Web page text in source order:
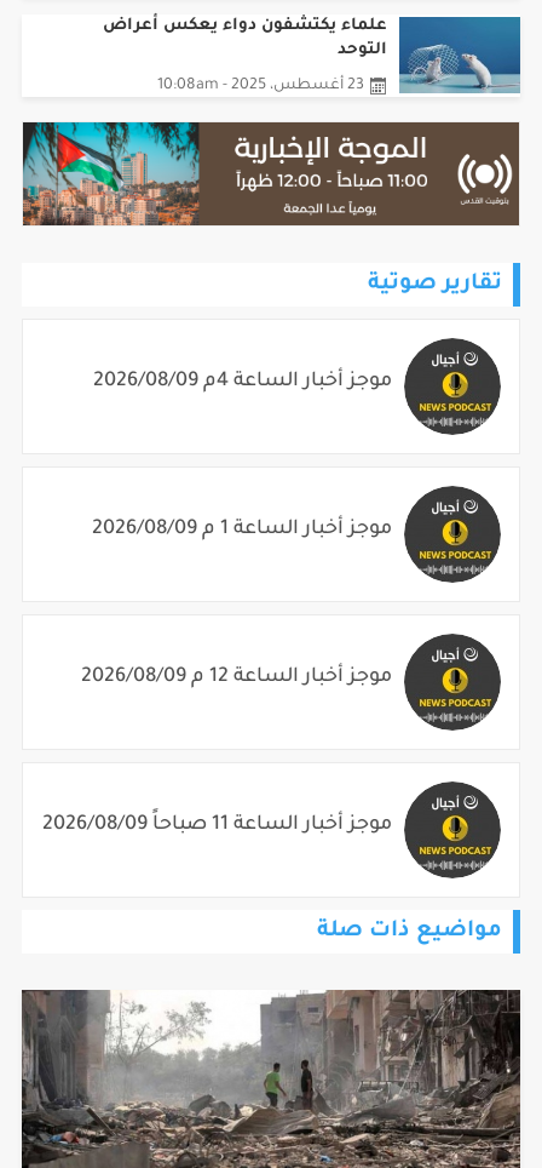
علماء يكتشفون دواء يعكس أعراض
التوحد
23 أغسطس، 2025 - 10:08am
تقارير صوتية
موجز أخبار الساعة 4م 2026/08/09
موجز أخبار الساعة 1 م 2026/08/09
موجز أخبار الساعة 12 م 2026/08/09
موجز أخبار الساعة 11 صباحاً 2026/08/09
مواضيع ذات صلة